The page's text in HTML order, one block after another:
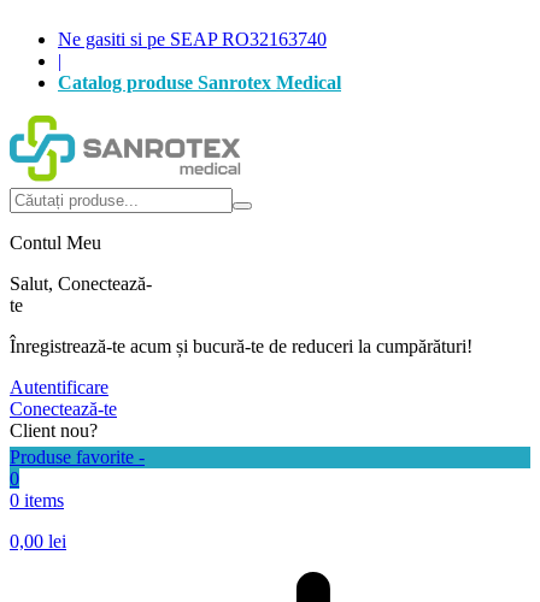
Ne gasiti si pe SEAP RO32163740
|
Catalog produse Sanrotex Medical
Autentificare
Produse favorite -
0
0 items
0,00 lei